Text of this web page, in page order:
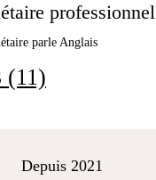
professionnel
parle Anglais
(11)
Depuis 2021